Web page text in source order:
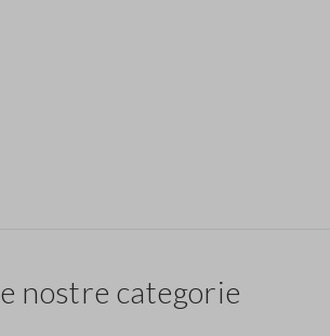
nostre categorie